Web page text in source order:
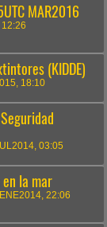
MAR2016
(KIDDE)
18:10
03:05
la mar
22:06